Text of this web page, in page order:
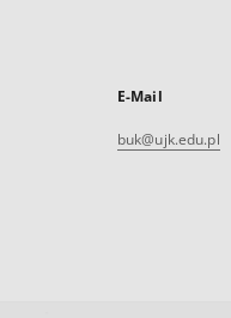
E-Mail
buk@ujk.edu.pl